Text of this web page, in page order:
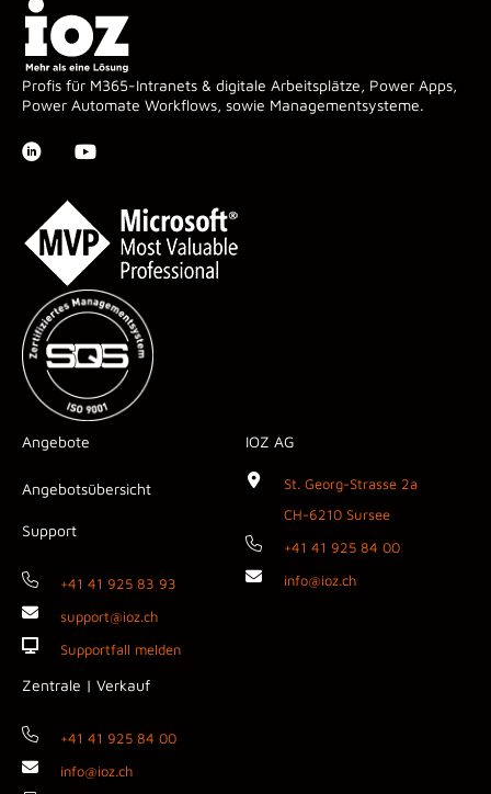
Profis für M365-Intranets & digitale Arbeitsplätze, Power Apps,
Power Automate Workflows, sowie Managementsysteme.
Angebote
Angebotsübersicht
Support
+41 41 925 83 93
support@ioz.ch
Supportfall melden
Zentrale | Verkauf
+41 41 925 84 00
info@ioz.ch
IOZ AG
St. Georg-Strasse 2a
CH-6210 Sursee
+41 41 925 84 00
info@ioz.ch